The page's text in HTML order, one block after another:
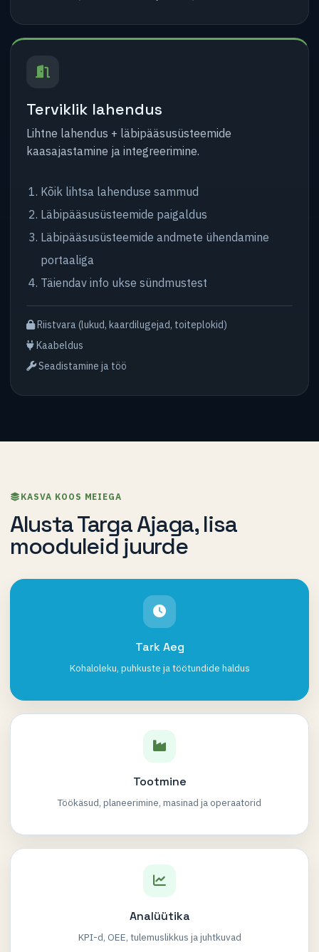
Terviklik lahendus
Lihtne lahendus + läbipääsusüsteemide
kaasajastamine ja integreerimine.
Kõik lihtsa lahenduse sammud
Läbipääsusüsteemide paigaldus
Läbipääsusüsteemide andmete ühendamine
portaaliga
Täiendav info ukse sündmustest
Riistvara (lukud, kaardilugejad, toiteplokid)
Kaabeldus
Seadistamine ja töö
KASVA KOOS MEIEGA
Alusta Targa Ajaga, lisa
mooduleid juurde
Tark Aeg
Kohaloleku, puhkuste ja töötundide haldus
Tootmine
Töökäsud, planeerimine, masinad ja operaatorid
Analüütika
KPI-d, OEE, tulemuslikkus ja juhtkuvad